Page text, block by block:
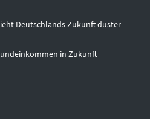
Deutschlands Zukunft düster
in Zukunft